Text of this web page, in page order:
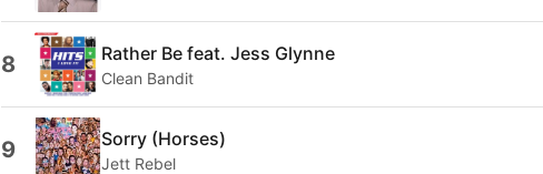
8 Rather Be feat. Jess Glynne
Clean Bandit
9 Sorry (Horses)
Jett Rebel